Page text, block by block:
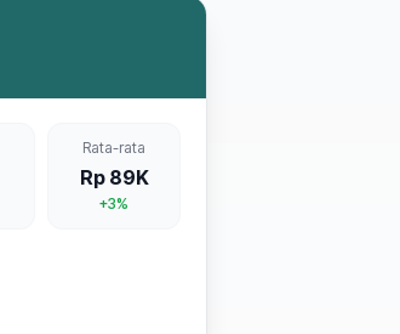
Rata-rata
Rp 89K
+3%